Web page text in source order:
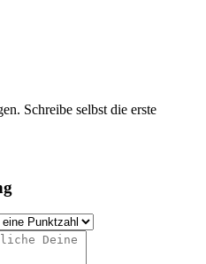
Schreibe selbst die erste